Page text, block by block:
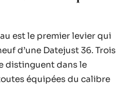
est le premier levier qui
d’une Datejust 36. Trois
distinguent dans le
équipées du calibre